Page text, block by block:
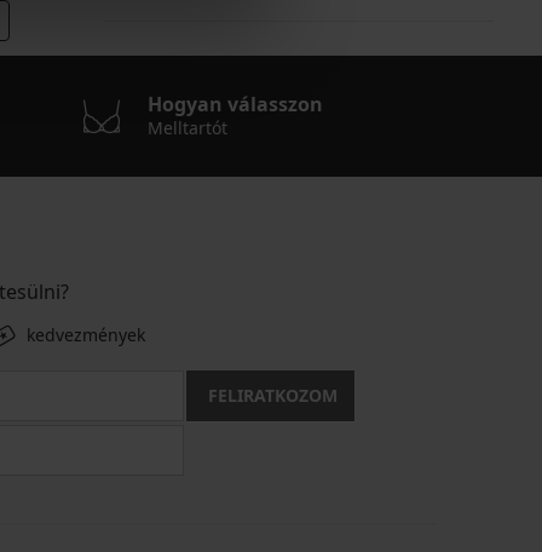
Hogyan válasszon
Melltartót
kedvezmények
FELIRATKOZOM